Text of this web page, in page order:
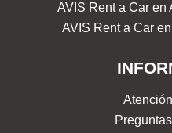
AVIS Rent a Car en
AVIS Rent a Car